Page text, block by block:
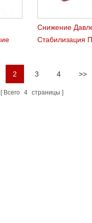
Снижение
Стабилизация
2 3 4 >>
Всего 4 страницы